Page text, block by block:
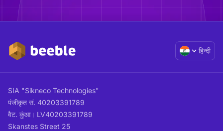
हिन्दी
SIA "Sikneco Technologies"
पंजीकृत सं. 40203391789
वैट. कुंआ। LV40203391789
Skanstes Street 25